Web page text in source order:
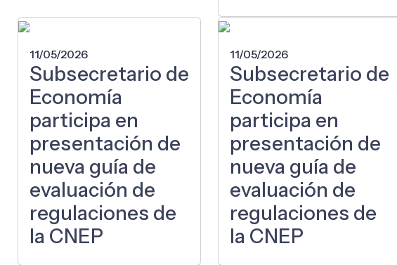
11/05/2026
Subsecretario de
Economía
participa en
presentación de
nueva guía de
evaluación de
regulaciones de
la CNEP
11/05/2026
Subsecretario de
Economía
participa en
presentación de
nueva guía de
evaluación de
regulaciones de
la CNEP